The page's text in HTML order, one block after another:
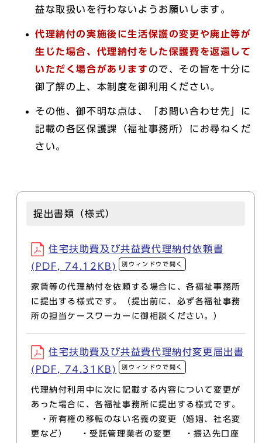
益な取扱いを行わないようお願いします。
代理納付の実施後に生活保護の変更や廃止等が
生じた場合、代理納付をした保護費を返還して
いただく場合があります ので、その旨を十分に
御了解の上、本制度を御利用ください。
その他、御不明な点は、「お問い合わせ先」に
記載の各区保護課（福祉事務所）にお尋ねくだ
さい。
提出書類（様式）
住宅扶助費及び共益費代理納付依頼書
(PDF, 74.12KB)
別ウィンドウで開く
家賃等の代理納付を依頼する場合に、各福祉事務所
に提出する様式です。（提出前に、必ず各福祉事務
所の担当ケースワーカーに御相談ください。）
住宅扶助費及び共益費代理納付変更届出書
(PDF, 74.31KB)
別ウィンドウで開く
代理納付利用中に次に記載する内容について変更が
あった場合に、各福祉事務所に提出する様式です。
・所有権の移転のない名義の変更（婚姻、社名変
更など） ・受託管理業者の変更 ・振込先口座